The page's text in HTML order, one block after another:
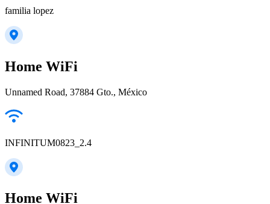
familia lopez
Home WiFi
Unnamed Road, 37884 Gto., México
INFINITUM0823_2.4
Home WiFi